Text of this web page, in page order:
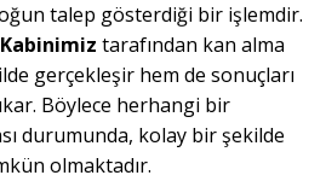
talep gösterdiği bir işlemdir.
tarafından kan alma
gerçekleşir hem de sonuçları
Böylece herhangi bir
durumunda, kolay bir şekilde
olmaktadır.